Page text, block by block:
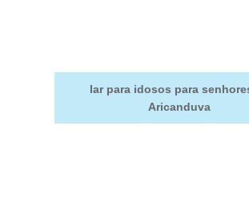
lar para idosos para
Aricanduva